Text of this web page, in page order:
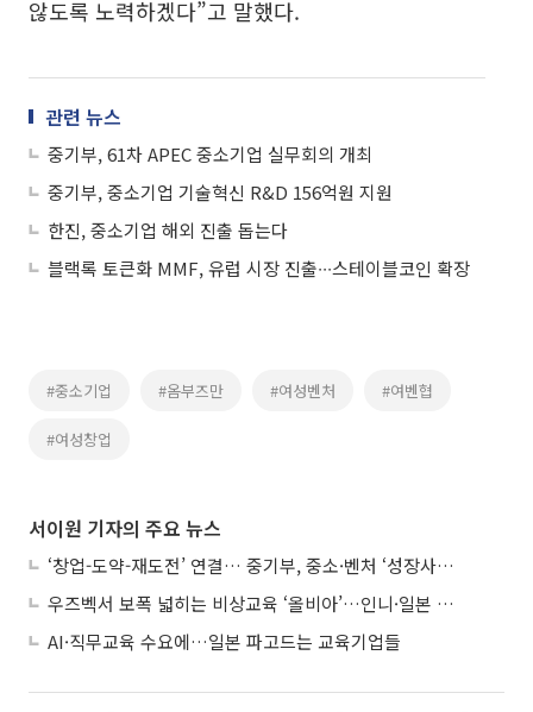
않도록 노력하겠다”고 말했다.
관련 뉴스
중기부, 61차 APEC 중소기업 실무회의 개최
중기부, 중소기업 기술혁신 R&D 156억원 지원
한진, 중소기업 해외 진출 돕는다
블랙록 토큰화 MMF, 유럽 시장 진출∙∙∙스테이블코인 확장
#중소기업 #옴부즈만 #여성벤처 #여벤협
#여성창업
서이원 기자의 주요 뉴스
‘창업-도약-재도전’ 연결… 중기부, 중소·벤처 ‘성장사다리’ 짓는다
우즈벡서 보폭 넓히는 비상교육 ‘올비아’…인니·일본 진출 타진
AI·직무교육 수요에…일본 파고드는 교육기업들